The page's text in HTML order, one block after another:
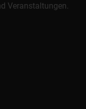
Veranstaltungen.